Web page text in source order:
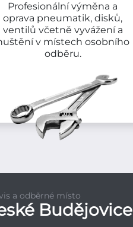
Profesionální výměna a
oprava pneumatik, disků,
ventilů včetně vyvážení a
v místech osobního
odběru.
a odběrné místo
Budějovice